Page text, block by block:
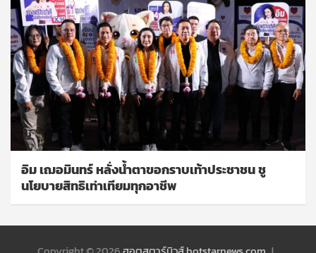
อิม เฌอมินทร์ หลั่งน้ำตาขอกราบเท้าประชาชน ชู
นโยบายสิทธิเท่าเทียมทุกอาชีพ